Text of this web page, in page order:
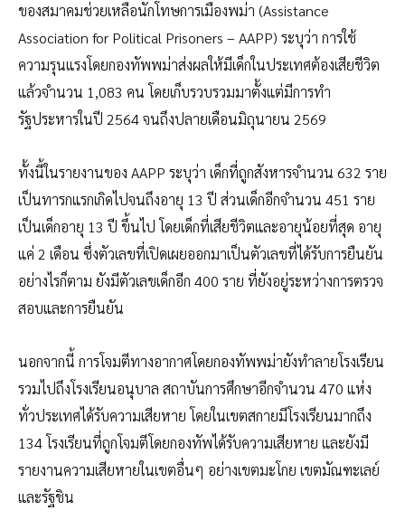
ของสมาคมช่วยเหลือนักโทษการเมืองพม่า (Assistance
Association for Political Prisoners – AAPP) ระบุว่า การใช้
ความรุนแรงโดยกองทัพพม่าส่งผลให้มีเด็กในประเทศต้องเสียชีวิต
แล้วจำนวน 1,083 คน โดยเก็บรวบรวมมาตั้งแต่มีการทำ
รัฐประหารในปี 2564 จนถึงปลายเดือนมิถุนายน 2569
ทั้งนี้ในรายงานของ AAPP ระบุว่า เด็กที่ถูกสังหารจำนวน 632 ราย
เป็นทารกแรกเกิดไปจนถึงอายุ 13 ปี ส่วนเด็กอีกจำนวน 451 ราย
เป็นเด็กอายุ 13 ปี ขึ้นไป โดยเด็กที่เสียชีวิตและอายุน้อยที่สุด อายุ
แค่ 2 เดือน ซึ่งตัวเลขที่เปิดเผยออกมาเป็นตัวเลขที่ได้รับการยืนยัน
อย่างไรก็ตาม ยังมีตัวเลขเด็กอีก 400 ราย ที่ยังอยู่ระหว่างการตรวจ
สอบและการยืนยัน
นอกจากนี้ การโจมตีทางอากาศโดยกองทัพพม่ายังทำลายโรงเรียน
รวมไปถึงโรงเรียนอนุบาล สถาบันการศึกษาอีกจำนวน 470 แห่ง
ทั่วประเทศได้รับความเสียหาย โดยในเขตสกายมีโรงเรียนมากถึง
134 โรงเรียนที่ถูกโจมตีโดยกองทัพได้รับความเสียหาย และยังมี
รายงานความเสียหายในเขตอื่นๆ อย่างเขตมะโกย เขตมัณฑะเลย์
และรัฐชิน